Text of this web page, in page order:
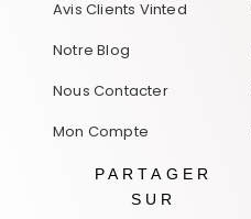
Avis Clients Vinted
Notre Blog
Nous Contacter
Mon Compte
PARTAGER
SUR